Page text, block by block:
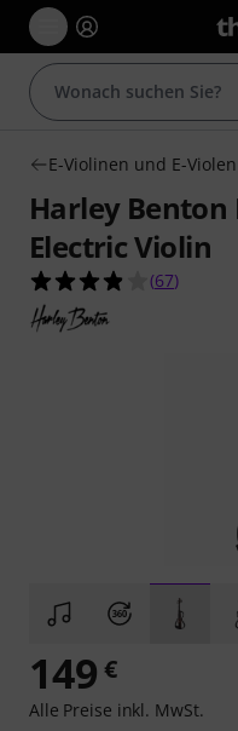
E-Violinen und E-Violen
Harley Benton
Electric Violin
3.9 von 5
(67)
149 €
Alle Preise inkl. MwSt.